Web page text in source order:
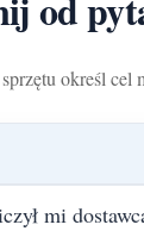
określ cel
mi